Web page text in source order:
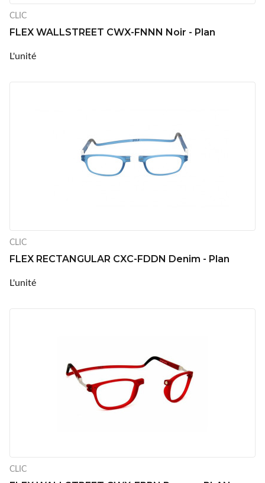
CLIC
FLEX WALLSTREET CWX-FNNN Noir - Plan
L'unité
CLIC
FLEX RECTANGULAR CXC-FDDN Denim - Plan
L'unité
CLIC